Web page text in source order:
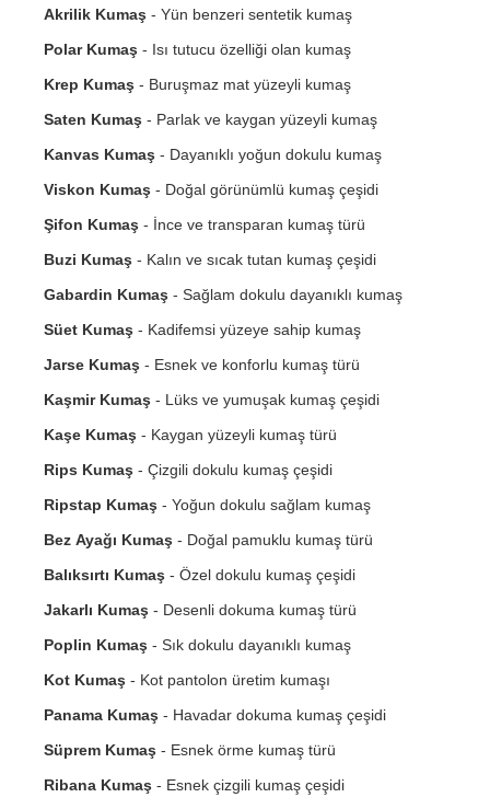
Akrilik Kumaş - Yün benzeri sentetik kumaş
Polar Kumaş - Isı tutucu özelliği olan kumaş
Krep Kumaş - Buruşmaz mat yüzeyli kumaş
Saten Kumaş - Parlak ve kaygan yüzeyli kumaş
Kanvas Kumaş - Dayanıklı yoğun dokulu kumaş
Viskon Kumaş - Doğal görünümlü kumaş çeşidi
Şifon Kumaş - İnce ve transparan kumaş türü
Buzi Kumaş - Kalın ve sıcak tutan kumaş çeşidi
Gabardin Kumaş - Sağlam dokulu dayanıklı kumaş
Süet Kumaş - Kadifemsi yüzeye sahip kumaş
Jarse Kumaş - Esnek ve konforlu kumaş türü
Kaşmir Kumaş - Lüks ve yumuşak kumaş çeşidi
Kaşe Kumaş - Kaygan yüzeyli kumaş türü
Rips Kumaş - Çizgili dokulu kumaş çeşidi
Ripstap Kumaş - Yoğun dokulu sağlam kumaş
Bez Ayağı Kumaş - Doğal pamuklu kumaş türü
Balıksırtı Kumaş - Özel dokulu kumaş çeşidi
Jakarlı Kumaş - Desenli dokuma kumaş türü
Poplin Kumaş - Sık dokulu dayanıklı kumaş
Kot Kumaş - Kot pantolon üretim kumaşı
Panama Kumaş - Havadar dokuma kumaş çeşidi
Süprem Kumaş - Esnek örme kumaş türü
Ribana Kumaş - Esnek çizgili kumaş çeşidi